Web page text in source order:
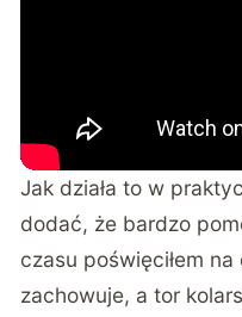
Jak działa to w
dodać, że bardzo
czasu poświęciłem
zachowuje, a tor